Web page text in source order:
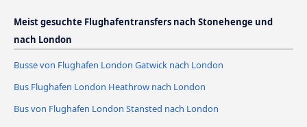
Meist gesuchte Flughafentransfers nach Stonehenge und
nach London
Busse von Flughafen London Gatwick nach London
Bus Flughafen London Heathrow nach London
Bus von Flughafen London Stansted nach London